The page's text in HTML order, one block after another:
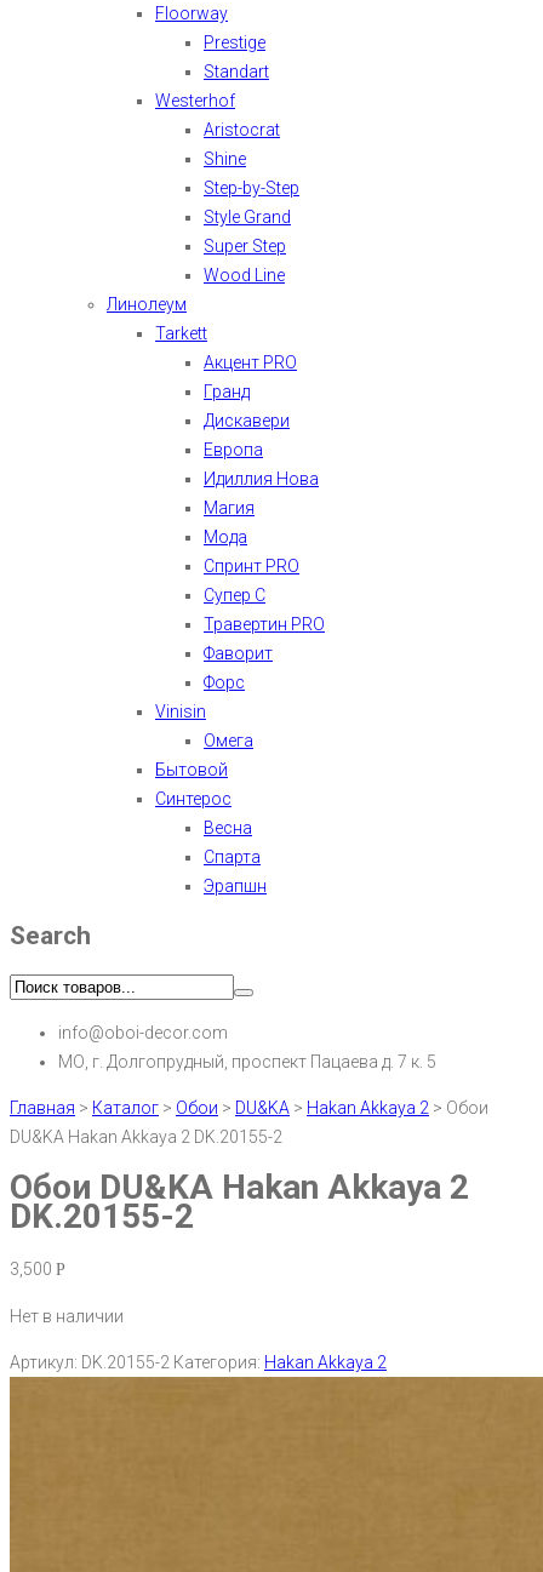
Floorway
Prestige
Standart
Westerhof
Aristocrat
Shine
Step-by-Step
Style Grand
Super Step
Wood Line
Линолеум
Tarkett
Акцент PRO
Гранд
Дискавери
Европа
Идиллия Нова
Магия
Мода
Спринт PRO
Супер С
Травертин PRO
Фаворит
Форс
Vinisin
Омега
Бытовой
Синтерос
Весна
Спарта
Эрапшн
Search
info@oboi-decor.com
МО, г. Долгопрудный, проспект Пацаева д. 7 к. 5
Главная > Каталог > Обои > DU&KA > Hakan Akkaya 2 > Обои
DU&KA Hakan Akkaya 2 DK.20155-2
Обои DU&KA Hakan Akkaya 2
DK.20155-2
3,500 Р
Нет в наличии
Артикул: DK.20155-2 Категория: Hakan Akkaya 2